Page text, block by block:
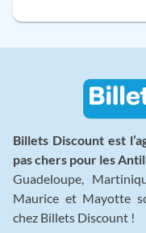
Billets Discount est
pas chers pour les
Guadeloupe,
Maurice et Mayotte
chez Billets Discount !